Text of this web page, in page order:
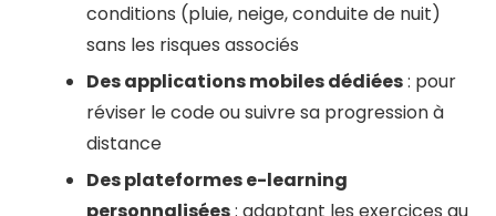
conditions (pluie, neige, conduite de nuit)
sans les risques associés
Des applications mobiles dédiées: pour
réviser le code ou suivre sa progression à
distance
Des plateformes e-learning